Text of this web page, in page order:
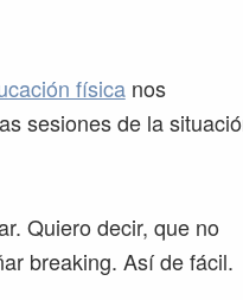
físicanos
sesiones de la
Quiero decir, que no
breaking. Así de fácil.